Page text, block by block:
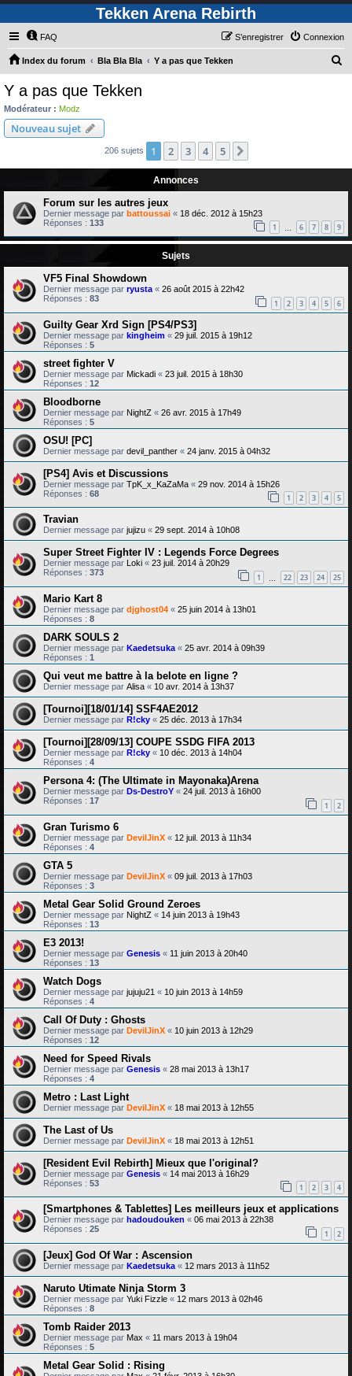
Tekken Arena Rebirth
FAQ Connexion
S’enregistrer
Index du forum Bla Bla Bla Y a pas que Tekken
h
Y a pas que Tekken
Modérateur : Modz
Nouveau sujet
206 sujets 1 2 3 4 5
Annonces
Forum sur les autres jeux
Dernier message par battoussai « 18 déc. 2012 à 15h23
Réponses : 133 1 6 7 8 9
Sujets
VF5 Final Showdown
Dernier message par ryusta « 26 août 2015 à 22h42
Réponses : 83 1 2 3 4 5 6
Guilty Gear Xrd Sign [PS4/PS3]
Dernier message par kingheim « 29 juil. 2015 à 19h12
Réponses : 5
street fighter V
Dernier message par Mickadi « 23 juil. 2015 à 18h30
Réponses : 12
Bloodborne
Dernier message par NightZ « 26 avr. 2015 à 17h49
Réponses : 5
OSU! [PC]
Dernier message par devil_panther « 24 janv. 2015 à 04h32
[PS4] Avis et Discussions
Dernier message par TpK_x_KaZaMa « 29 nov. 2014 à 15h26
Réponses : 68 1 2 3 4 5
Travian
Dernier message par jujizu « 29 sept. 2014 à 10h08
Super Street Fighter IV : Legends Force Degrees
Dernier message par Loki « 23 juil. 2014 à 20h29
Réponses : 373 1 22 23 24 25
Mario Kart 8
Dernier message par djghost04 « 25 juin 2014 à 13h01
Réponses : 8
DARK SOULS 2
Dernier message par Kaedetsuka « 25 avr. 2014 à 09h39
Réponses : 1
Qui veut me battre à la belote en ligne ?
Dernier message par Alisa « 10 avr. 2014 à 13h37
[Tournoi][18/01/14] SSF4AE2012
Dernier message par R!cky « 25 déc. 2013 à 17h34
[Tournoi][28/09/13] COUPE SSDG FIFA 2013
Dernier message par R!cky « 10 déc. 2013 à 14h04
Réponses : 4
Persona 4: (The Ultimate in Mayonaka)Arena
Dernier message par Ds-DestroY « 24 juil. 2013 à 16h00
Réponses : 17 1 2
Gran Turismo 6
Dernier message par DevilJinX « 12 juil. 2013 à 11h34
Réponses : 4
GTA 5
Dernier message par DevilJinX « 09 juil. 2013 à 17h03
Réponses : 3
Metal Gear Solid Ground Zeroes
Dernier message par NightZ « 14 juin 2013 à 19h43
Réponses : 13
E3 2013!
Dernier message par Genesis « 11 juin 2013 à 20h40
Réponses : 13
Watch Dogs
Dernier message par jujuju21 « 10 juin 2013 à 14h59
Réponses : 4
Call Of Duty : Ghosts
Dernier message par DevilJinX « 10 juin 2013 à 12h29
Réponses : 12
Need for Speed Rivals
Dernier message par Genesis « 28 mai 2013 à 13h17
Réponses : 4
Metro : Last Light
Dernier message par DevilJinX « 18 mai 2013 à 12h55
The Last of Us
Dernier message par DevilJinX « 18 mai 2013 à 12h51
[Resident Evil Rebirth] Mieux que l'original?
Dernier message par Genesis « 14 mai 2013 à 16h29
Réponses : 53 1 2 3 4
[Smartphones & Tablettes] Les meilleurs jeux et applications
Dernier message par hadoudouken « 06 mai 2013 à 22h38
Réponses : 25 1 2
[Jeux] God Of War : Ascension
Dernier message par Kaedetsuka « 12 mars 2013 à 11h52
Naruto Utimate Ninja Storm 3
Dernier message par Yuki Fizzle « 12 mars 2013 à 02h46
Réponses : 8
Tomb Raider 2013
Dernier message par Max « 11 mars 2013 à 19h04
Réponses : 5
Metal Gear Solid : Rising